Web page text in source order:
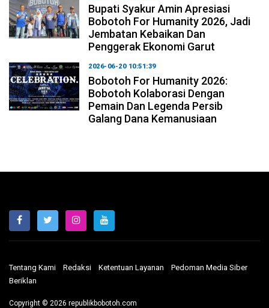
Bupati Syakur Amin Apresiasi
Bobotoh For Humanity 2026, Jadi
Jembatan Kebaikan Dan
Penggerak Ekonomi Garut
2026-06-20 10:51:39
Bobotoh For Humanity 2026:
Bobotoh Kolaborasi Dengan
Pemain Dan Legenda Persib
Galang Dana Kemanusiaan
Tentang Kami Redaksi Ketentuan Layanan
Pedoman Media Siber
Beriklan
Copyright © 2026 republikbobotoh.com